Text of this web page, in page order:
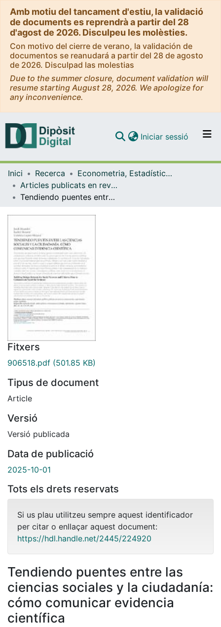
Amb motiu del tancament d'estiu, la validació
de documents es reprendrà a partir del 28
d'agost de 2026. Disculpeu les molèsties.
Con motivo del cierre de verano, la validación de
documentos se reanudará a partir del 28 de agosto
de 2026. Disculpad las molestias
Due to the summer closure, document validation will
resume starting August 28, 2026. We apologize for
any inconvenience.
Navega per tot el DD
Com publicar
Iniciar sessió (current)
Inici Recerca
Econometria, Estadística i Economia Aplicada
Articles publicats en revistes (Econometria, Estadística i Economia Aplicada)
Tendiendo puentes entre las ciencias sociales y la ciudadanía: cómo comunicar evidencia científica
Fitxers
906518.pdf (501.85 KB)
Tipus de document
Article
Versió
Versió publicada
Data de publicació
2025-10-01
Tots els drets reservats
Si us plau utilitzeu sempre aquest identificador
per citar o enllaçar aquest document:
https://hdl.handle.net/2445/224920
Tendiendo puentes entre las
ciencias sociales y la ciudadanía:
cómo comunicar evidencia
científica